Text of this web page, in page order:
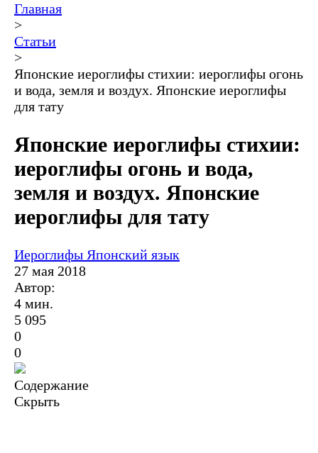
Главная
>
Статьи
>
Японские иероглифы стихии: иероглифы огонь
и вода, земля и воздух. Японские иероглифы
для тату
Японские иероглифы стихии:
иероглифы огонь и вода,
земля и воздух. Японские
иероглифы для тату
Иероглифы Японский язык
27 мая 2018
Автор:
4 мин.
5 095
0
0
Содержание
Скрыть